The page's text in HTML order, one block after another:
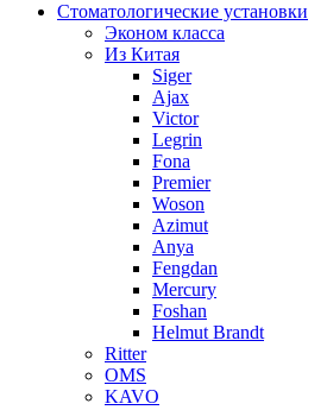
Стоматологические установки
Эконом класса
Из Китая
Siger
Ajax
Victor
Legrin
Fona
Premier
Woson
Azimut
Anya
Fengdan
Mercury
Foshan
Helmut Brandt
Ritter
OMS
KAVO